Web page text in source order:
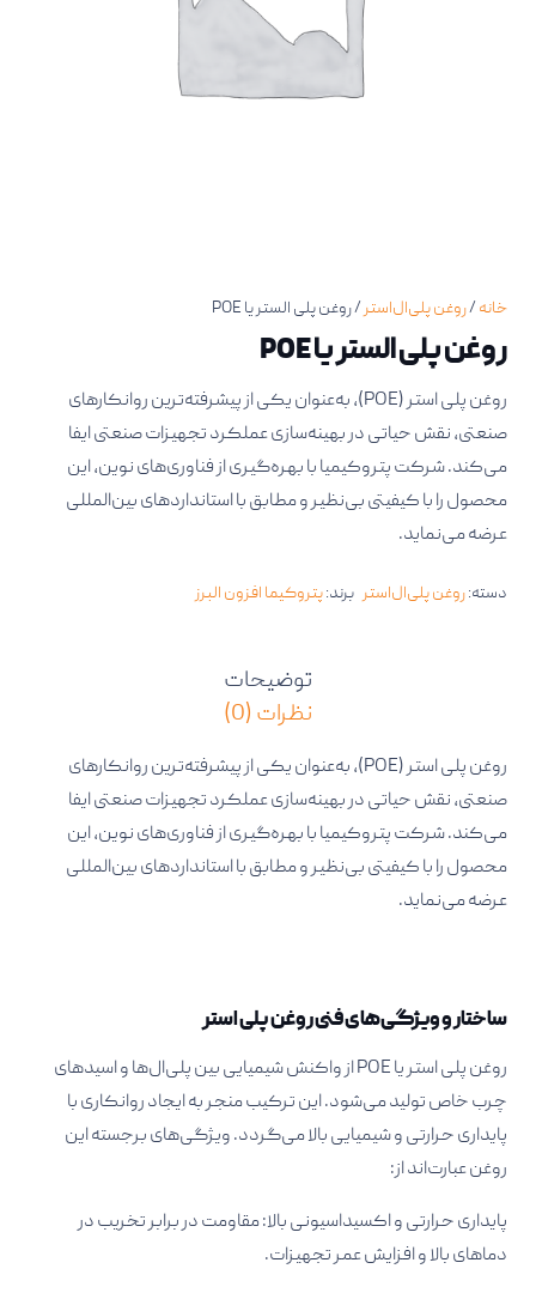
خانه/روغن پلی‌ال‌استر/ روغن پلی الستر یا POE
روغن پلی الستر یا POE
روغن پلی استر (POE)، به‌عنوان یکی از پیشرفته‌ترین روانکارهای
صنعتی، نقش حیاتی در بهینه‌سازی عملکرد تجهیزات صنعتی ایفا
می‌کند. شرکت پتروکیمیا با بهره‌گیری از فناوری‌های نوین، این
محصول را با کیفیتی بی‌نظیر و مطابق با استانداردهای بین‌المللی
عرضه می‌نماید.​
دسته:روغن پلی‌ال‌استر برند:پتروکیما افزون البرز
توضیحات
نظرات (0)
روغن پلی استر (POE)، به‌عنوان یکی از پیشرفته‌ترین روانکارهای
صنعتی، نقش حیاتی در بهینه‌سازی عملکرد تجهیزات صنعتی ایفا
می‌کند. شرکت پتروکیمیا با بهره‌گیری از فناوری‌های نوین، این
محصول را با کیفیتی بی‌نظیر و مطابق با استانداردهای بین‌المللی
عرضه می‌نماید.​
ساختار و ویژگی‌های فنی روغن پلی استر
روغن پلی استر یا POE از واکنش شیمیایی بین پلی‌ال‌ها و اسیدهای
چرب خاص تولید می‌شود. این ترکیب منجر به ایجاد روانکاری با
پایداری حرارتی و شیمیایی بالا می‌گردد. ویژگی‌های برجسته این
روغن عبارت‌اند از:​
پایداری حرارتی و اکسیداسیونی بالا: مقاومت در برابر تخریب در
دماهای بالا و افزایش عمر تجهیزات.​